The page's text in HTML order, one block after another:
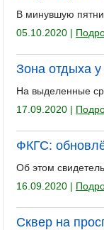
В минувшую
05.10.2020 |
Зона отдыха
На выделенные
17.09.2020 |
ФКГС:
Об этом
16.09.2020 |
Сквер на